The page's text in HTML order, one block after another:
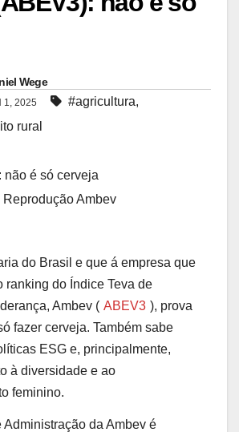
Wege
1, 2025 #agricultura,
rural
Reprodução Ambev
do Brasil e que á empresa que
ranking do Índice Teva de
Ambev ( ABEV3 ), prova
fazer cerveja. Também sabe
ESG e, principalmente,
à diversidade e ao
feminino.
Administração da Ambev é